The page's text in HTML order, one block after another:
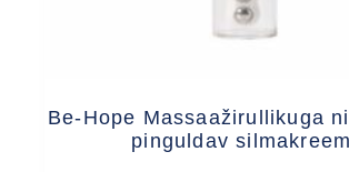
Be-Hope Massaažirullikuga
pinguldav silmakreem